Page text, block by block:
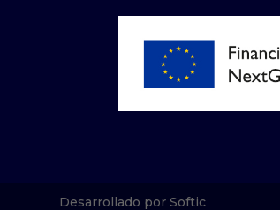
Desarrollado por Softic